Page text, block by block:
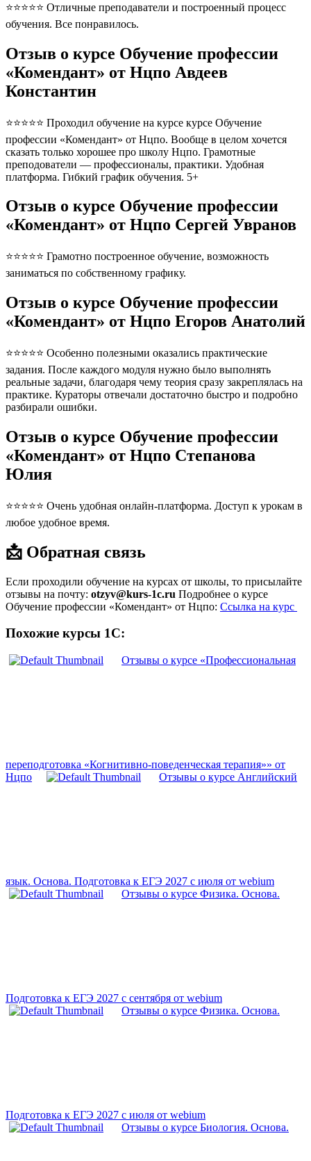
⭐⭐⭐⭐⭐ Отличные преподаватели и построенный процесс
обучения. Все понравилось.
Отзыв о курсе Обучение профессии
«Комендант» от Нцпо Авдеев
Константин
⭐⭐⭐⭐⭐ Проходил обучение на курсе курсе Обучение
профессии «Комендант» от Нцпо. Вообще в целом хочется
сказать только хорошее про школу Нцпо. Грамотные
преподователи — профессионалы, практики. Удобная
платформа. Гибкий график обучения. 5+
Отзыв о курсе Обучение профессии
«Комендант» от Нцпо Сергей Увранов
⭐⭐⭐⭐⭐ Грамотно построенное обучение, возможность
заниматься по собственному графику.
Отзыв о курсе Обучение профессии
«Комендант» от Нцпо Егоров Анатолий
⭐⭐⭐⭐⭐ Особенно полезными оказались практические
задания. После каждого модуля нужно было выполнять
реальные задачи, благодаря чему теория сразу закреплялась на
практике. Кураторы отвечали достаточно быстро и подробно
разбирали ошибки.
Отзыв о курсе Обучение профессии
«Комендант» от Нцпо Степанова
Юлия
⭐⭐⭐⭐⭐ Очень удобная онлайн-платформа. Доступ к урокам в
любое удобное время.
📩 Обратная связь
Если проходили обучение на курсах от школы, то присылайте
отзывы на почту: otzyv@kurs-1c.ru Подробнее о курсе
Обучение профессии «Комендант» от Нцпо: Ссылка на курс
Похожие курсы 1С:
Отзывы о курсе «Профессиональная
переподготовка «Когнитивно-поведенческая терапия»» от
Нцпо
Отзывы о курсе Английский
язык. Основа. Подготовка к ЕГЭ 2027 с июля от webium
Отзывы о курсе Физика. Основа.
Подготовка к ЕГЭ 2027 с сентября от webium
Отзывы о курсе Физика. Основа.
Подготовка к ЕГЭ 2027 с июля от webium
Отзывы о курсе Биология. Основа.